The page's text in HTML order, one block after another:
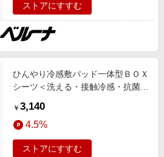
リア,お薦め商品,ロングセラー,新色
追加,動画あり
ストアにすすむ
ひんやり冷感敷パッド一体型ＢＯＸ
シーツ＜洗える・接触冷感・抗菌防
ツ・寝苦しさ対策＞ ブルー シング
ル インテリア iellio 春号 ひんやり
アイテム,接触冷感 SNS,インテリ
ア,お薦め商品,ロングセラー,新色追
￥ 3,140
4.5%
ストアにすすむ